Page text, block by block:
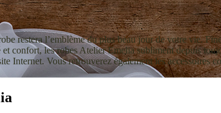
restera l’emblème du plus beau jour de votre vie.
confort, les robes Atelier Emelia subliment depuis
Internet. Vous retrouverez également les accessoires